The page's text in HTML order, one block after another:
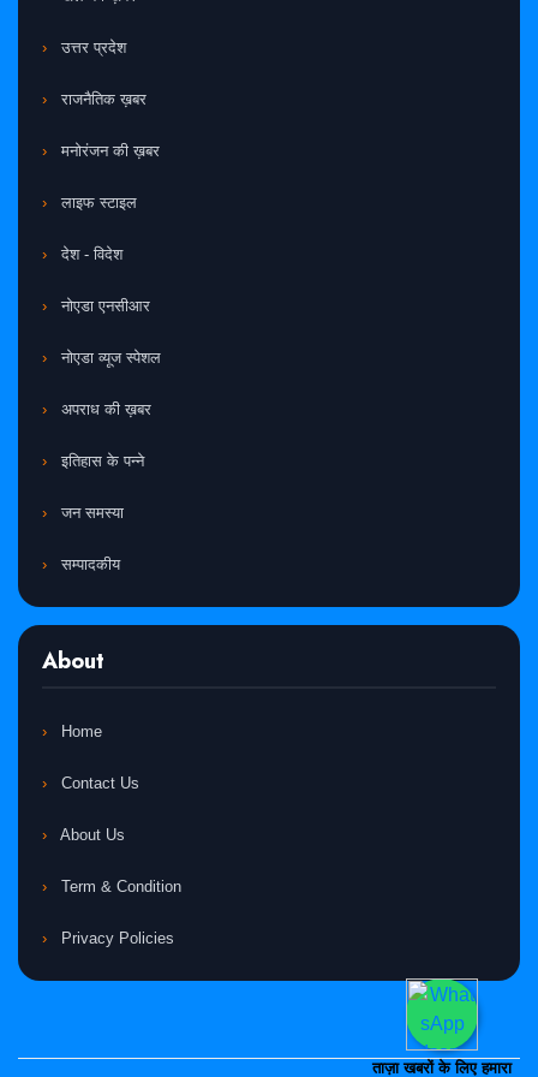
उत्तर प्रदेश
राजनैतिक ख़बर
मनोरंजन की ख़बर
लाइफ स्टाइल
देश - विदेश
नोएडा एनसीआर
नोएडा व्यूज स्पेशल
अपराध की ख़बर
इतिहास के पन्ने
जन समस्या
सम्पादकीय
About
Home
Contact Us
About Us
Term & Condition
Privacy Policies
ताज़ा खबरों के लिए हमारा